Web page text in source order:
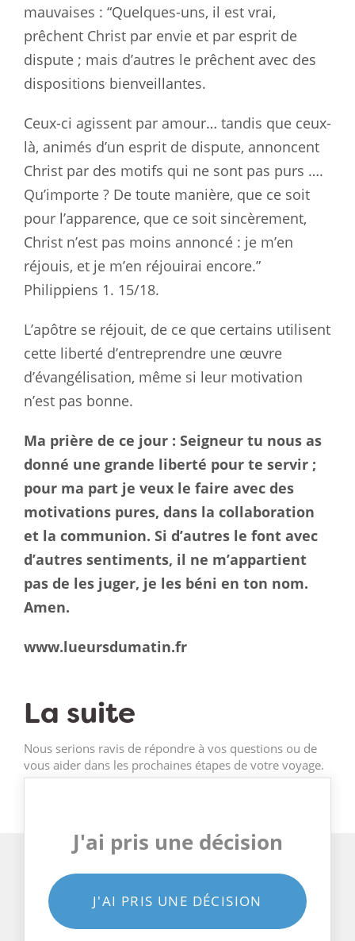
mauvaises : “Quelques-uns, il est vrai,
prêchent Christ par envie et par esprit de
dispute ; mais d’autres le prêchent avec des
dispositions bienveillantes.
Ceux-ci agissent par amour… tandis que ceux-
là, animés d’un esprit de dispute, annoncent
Christ par des motifs qui ne sont pas purs ….
Qu’importe ? De toute manière, que ce soit
pour l’apparence, que ce soit sincèrement,
Christ n’est pas moins annoncé : je m’en
réjouis, et je m’en réjouirai encore.”
Philippiens 1. 15/18.
L’apôtre se réjouit, de ce que certains utilisent
cette liberté d’entreprendre une œuvre
d’évangélisation, même si leur motivation
n’est pas bonne.
Ma prière de ce jour : Seigneur tu nous as
donné une grande liberté pour te servir ;
pour ma part je veux le faire avec des
motivations pures, dans la collaboration
et la communion. Si d’autres le font avec
d’autres sentiments, il ne m’appartient
pas de les juger, je les béni en ton nom.
Amen.
www.lueursdumatin.fr
La suite
Nous serions ravis de répondre à vos questions ou de
vous aider dans les prochaines étapes de votre voyage.
J'ai pris une décision
J'AI PRIS UNE DÉCISION